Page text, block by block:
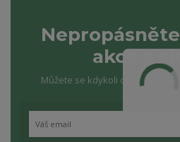
akce a
Můžete se kdykoli odhlásit.